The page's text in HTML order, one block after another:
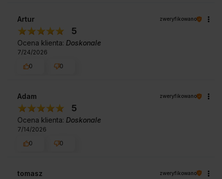
Artur zweryfikowano
5
Ocena klienta: Doskonale
7/24/2026
0
0
Adam zweryfikowano
5
Ocena klienta: Doskonale
7/14/2026
0
0
tomasz zweryfikowano